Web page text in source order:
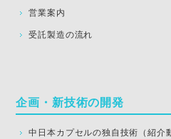
営業案内
受託製造の流れ
企画・新技術の開発
中日本カプセルの独自技術（紹介